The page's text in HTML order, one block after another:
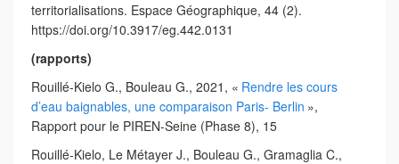
territorialisations. Espace Géographique, 44 (2).
https://doi.org/10.3917/eg.442.0131
(rapports)
Rouillé-Kielo G., Bouleau G., 2021, « Rendre les cours
d’eau baignables, une comparaison Paris- Berlin »,
Rapport pour le PIREN-Seine (Phase 8), 15
Rouillé-Kielo, Le Métayer J., Bouleau G., Gramaglia C.,